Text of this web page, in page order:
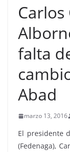
falta
Abad
marzo 13, 2016
El presidente
(Fedenaga),